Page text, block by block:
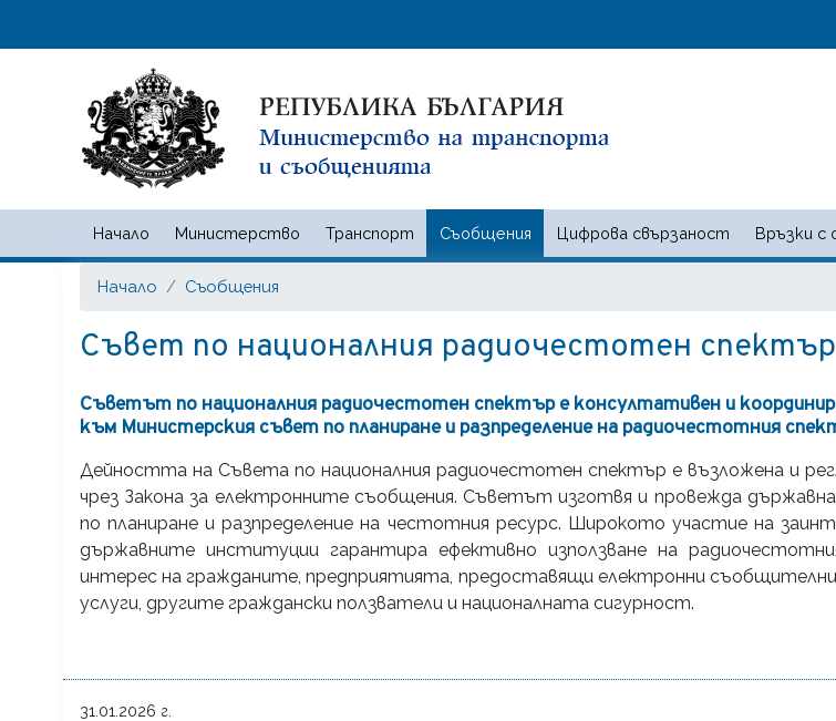
Начало Министерство Транспорт Съобщения Цифрова свързаност Връзки
Министерство на транспорта и съобщенията |
Начало Съобщения
Съвет по националния радиочестотен спектър
Съветът по националния радиочестотен спектър е консултативен и
към Министерския съвет по планиране и разпределение на радиочестотния
Дейността на Съвета по националния радиочестотен спектър е възложена и
чрез Закона за електронните съобщения. Съветът изготвя и провежда
по планиране и разпределение на честотния ресурс. Широкото участие на
държавните институции гарантира ефективно използване на
интерес на гражданите, предприятията, предоставящи електронни
услуги, другите граждански ползватели и националната сигурност.
31.01.2026 г.